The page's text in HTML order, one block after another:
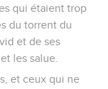
qui étaient trop
du torrent du
et de ses
les salue.
et ceux qui ne